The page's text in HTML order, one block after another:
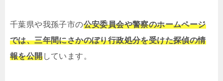
千葉県や我孫子市の公安委員会や警察のホームページ
では、三年間にさかのぼり行政処分を受けた探偵の情
報を公開しています。